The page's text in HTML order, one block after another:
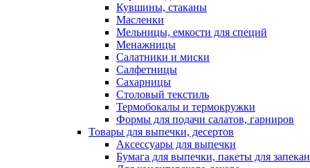
Кувшины, стаканы
Масленки
Мельницы, емкости для специй
Менажницы
Салатники и миски
Салфетницы
Сахарницы
Столовый текстиль
Термобокалы и термокружки
Формы для подачи салатов, гарниров
Товары для выпечки, десертов
Аксессуары для выпечки
Бумага для выпечки, пакеты для